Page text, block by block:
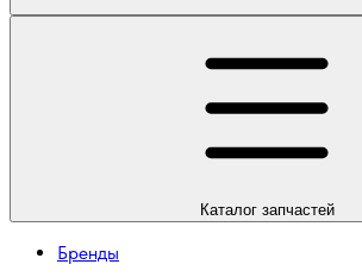
Каталогзапчастей
Бренды